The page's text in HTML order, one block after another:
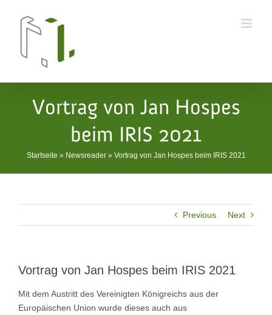
Vortrag von Jan Hospes
beim IRIS 2021
Startseite » Newsreader» Vortrag von Jan Hospes beim IRIS 2021
Previous Next
Vortrag von Jan Hospes beim IRIS 2021
Mit dem Austritt des Vereinigten Königreichs aus der
Europäischen Union wurde dieses auch aus